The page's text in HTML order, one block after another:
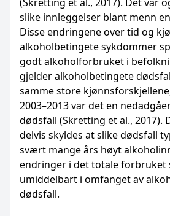
slike innleggelser blant menn
Disse endringene over tid og
alkoholbetingete sykdommer
godt alkoholforbruket i
gjelder alkoholbetingete
samme store
2003–2013 var det en
dødsfall (Skretting et al., 2017).
delvis skyldes at slike dødsfall
svært mange års høyt
endringer i det totale forbruket
umiddelbart i omfanget av
dødsfall.